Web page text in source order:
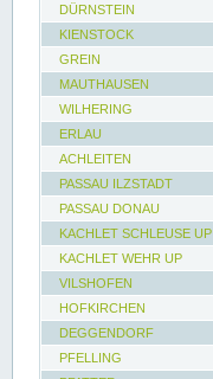
DÜRNSTEIN
KIENSTOCK
GREIN
MAUTHAUSEN
WILHERING
ERLAU
ACHLEITEN
PASSAU ILZSTADT
PASSAU DONAU
KACHLET SCHLEUSE UP
KACHLET WEHR UP
VILSHOFEN
HOFKIRCHEN
DEGGENDORF
PFELLING